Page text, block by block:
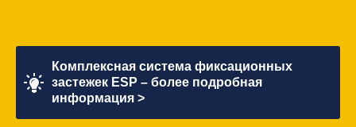
Комплексная система фиксационных
застежек ESP – более подробная
информация >